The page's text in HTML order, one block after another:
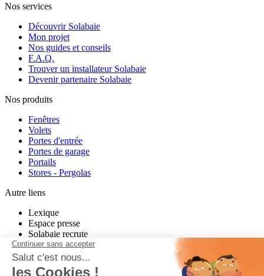
Nos services
Découvrir Solabaie
Mon projet
Nos guides et conseils
F.A.Q.
Trouver un installateur Solabaie
Devenir partenaire Solabaie
Nos produits
Fenêtres
Volets
Portes d'entrée
Portes de garage
Portails
Stores - Pergolas
Autre liens
Lexique
Espace presse
Solabaie recrute
Charte de modération Twitter
Charte de modération Facebook